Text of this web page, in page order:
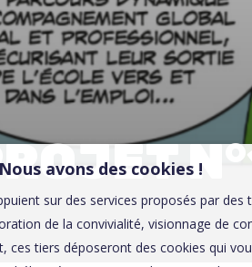
Nous avons des cookies !
sur des services proposés par des
de la convivialité, visionnage de
ces tiers déposeront des cookies qui